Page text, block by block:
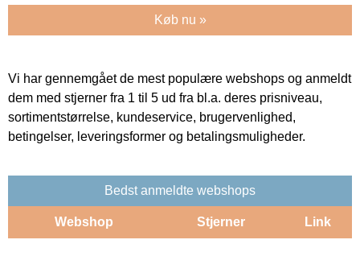
Køb nu »
Vi har gennemgået de mest populære webshops og anmeldt
dem med stjerner fra 1 til 5 ud fra bl.a. deres prisniveau,
sortimentstørrelse, kundeservice, brugervenlighed,
betingelser, leveringsformer og betalingsmuligheder.
Bedst anmeldte webshops
Webshop Stjerner Link